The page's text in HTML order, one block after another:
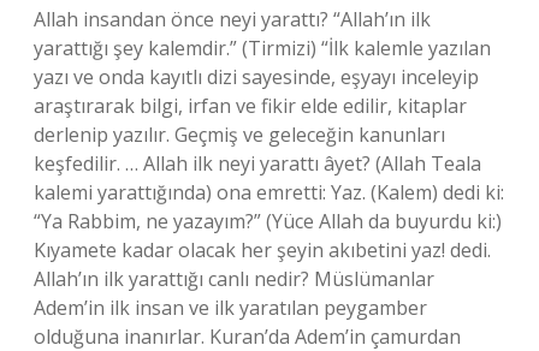
Allah insandan önce neyi yarattı? “Allah’ın ilk
yarattığı şey kalemdir.” (Tirmizi) “İlk kalemle yazılan
yazı ve onda kayıtlı dizi sayesinde, eşyayı inceleyip
araştırarak bilgi, irfan ve fikir elde edilir, kitaplar
derlenip yazılır. Geçmiş ve geleceğin kanunları
keşfedilir. … Allah ilk neyi yarattı âyet? (Allah Teala
kalemi yarattığında) ona emretti: Yaz. (Kalem) dedi ki:
“Ya Rabbim, ne yazayım?” (Yüce Allah da buyurdu ki:)
Kıyamete kadar olacak her şeyin akıbetini yaz! dedi.
Allah’ın ilk yarattığı canlı nedir? Müslümanlar
Adem’in ilk insan ve ilk yaratılan peygamber
olduğuna inanırlar. Kuran’da Adem’in çamurdan